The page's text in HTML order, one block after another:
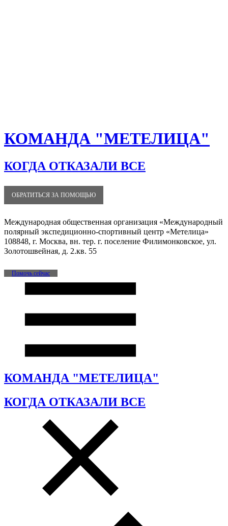
КОМАНДА "МЕТЕЛИЦА"
КОГДА ОТКАЗАЛИ ВСЕ
ОБРАТИТЬСЯ ЗА ПОМОЩЬЮ
Международная общественная организация «Международный
полярный экспедиционно-спортивный центр «Метелица»
108848, г. Москва, вн. тер. г. поселение Филимонковское, ул.
Золотошвейная, д. 2.кв. 55
Помочь сейчас
КОМАНДА "МЕТЕЛИЦА"
КОГДА ОТКАЗАЛИ ВСЕ